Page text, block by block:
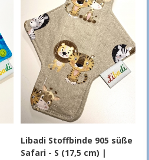
Libadi Stoffbinde 905 süße
Safari - S (17,5 cm) |